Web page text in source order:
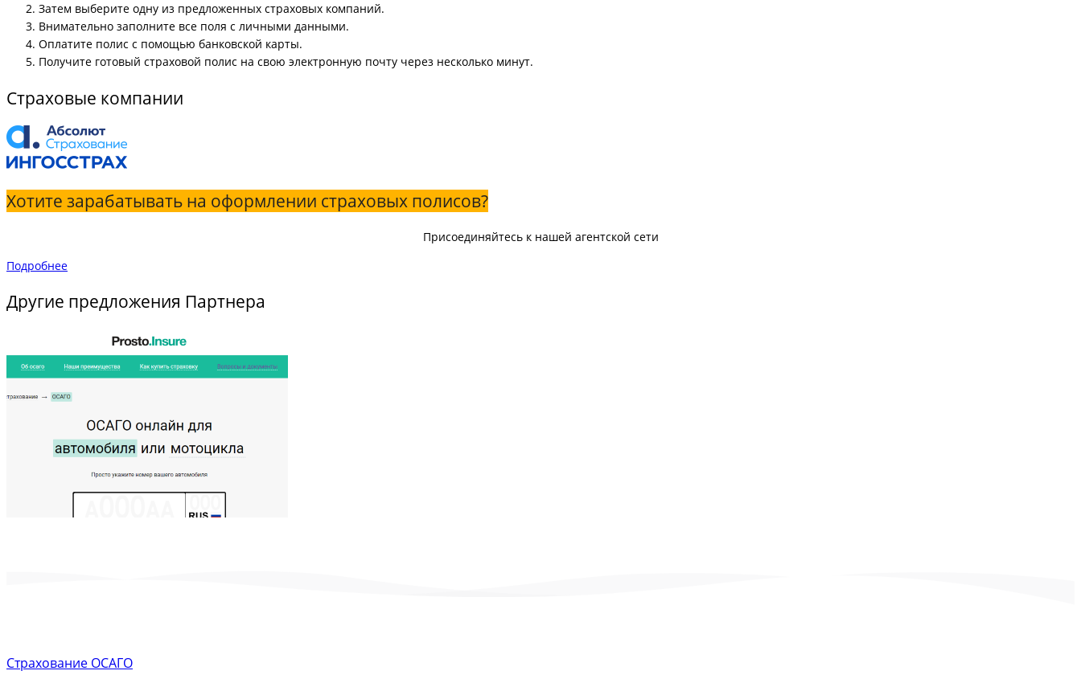
Затем выберите одну из предложенных страховых компаний.
Внимательно заполните все поля с личными данными.
Оплатите полис с помощью банковской карты.
Получите готовый страховой полис на свою электронную почту через несколько минут.
Страховые компании
Хотите зарабатывать на оформлении страховых полисов?
Присоединяйтесь к нашей агентской сети
Подробнее
Другие предложения Партнера
Страхование ОСАГО